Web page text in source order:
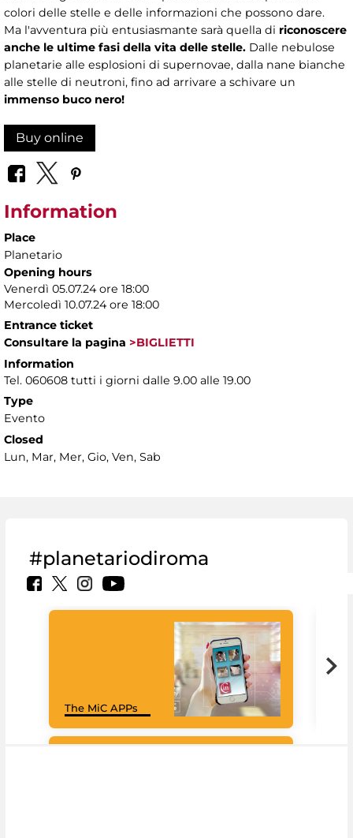
colori delle stelle e delle informazioni che possono dare.
Ma l'avventura più entusiasmante sarà quella di riconoscere
anche le ultime fasi della vita delle stelle. Dalle nebulose
planetarie alle esplosioni di supernovae, dalla nane bianche
alle stelle di neutroni, fino ad arrivare a schivare un
immenso buco nero!
Buy online
Information
Place
Planetario
Opening hours
Venerdì 05.07.24 ore 18:00
Mercoledì 10.07.24 ore 18:00
Entrance ticket
Consultare la pagina >BIGLIETTI
Information
Tel. 060608 tutti i giorni dalle 9.00 alle 19.00
Type
Evento
Closed
Lun, Mar, Mer, Gio, Ven, Sab
#planetariodiroma
The MiC APPs